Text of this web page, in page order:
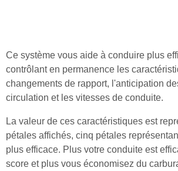
Ce système vous aide à conduire plus
contrôlant en permanence les
changements de rapport, l'anticipation
circulation et les vitesses de conduite.
La valeur de ces caractéristiques est
pétales affichés, cinq pétales
plus efficace. Plus votre conduite est
score et plus vous économisez du